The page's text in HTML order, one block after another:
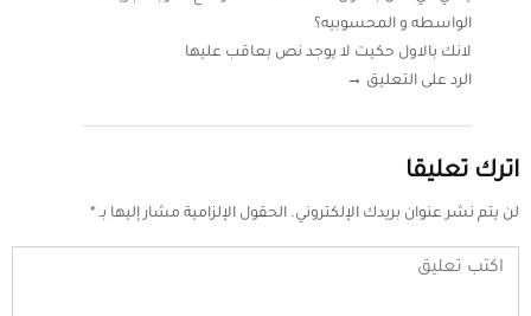
الواسطه و المحسوبيه؟
لانك بالاول حكيت لا يوجد نص بعاقب عليها
الرد على التعليق →
اترك تعليقا
لن يتم نشر عنوان بريدك الإلكتروني. الحقول الإلزامية مشار إليها بـ *